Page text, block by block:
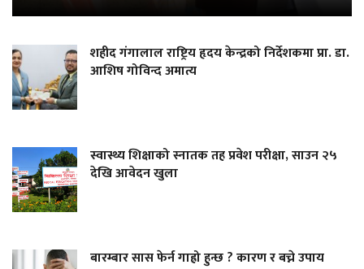
शहीद गंगालाल राष्ट्रिय हृदय केन्द्रको निर्देशकमा प्रा. डा.
आशिष गोविन्द अमात्य
स्वास्थ्य शिक्षाको स्नातक तह प्रवेश परीक्षा, साउन २५
देखि आवेदन खुला
बारम्बार सास फेर्न गाह्रो हुन्छ ? कारण र बच्ने उपाय